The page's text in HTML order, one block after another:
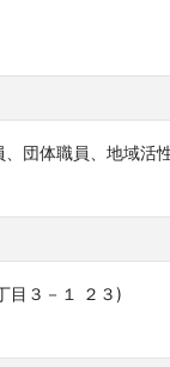
団体職員、地域活
３－１ ２３)